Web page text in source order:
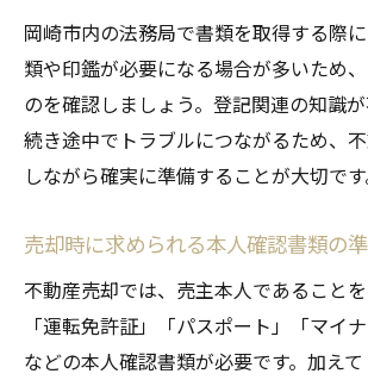
岡崎市内の法務局で書類を取得する際
類や印鑑が必要になる場合が多いため
のを確認しましょう。登記関連の知識
続き途中でトラブルにつながるため、
しながら確実に準備することが大切です
売却時に求められる本人確認書類の
不動産売却では、売主本人であること
「運転免許証」「パスポート」「マイ
などの本人確認書類が必要です。加えて